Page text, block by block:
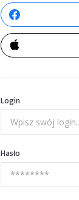
Login
Hasło